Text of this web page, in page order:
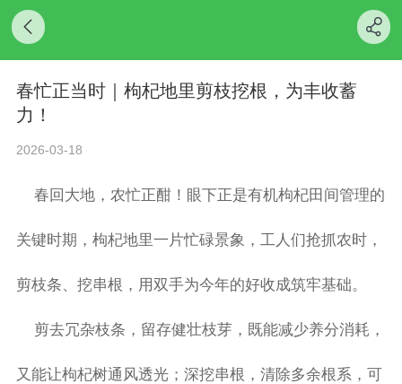
春忙正当时｜枸杞地里剪枝挖根，为丰收蓄
力！
2026-03-18
春回大地，农忙正酣！眼下正是有机枸杞田间管理的
关键时期，枸杞地里一片忙碌景象，工人们抢抓农时，
剪枝条、挖串根，用双手为今年的好收成筑牢基础。
剪去冗杂枝条，留存健壮枝芽，既能减少养分消耗，
又能让枸杞树通风透光；深挖串根，清除多余根系，可